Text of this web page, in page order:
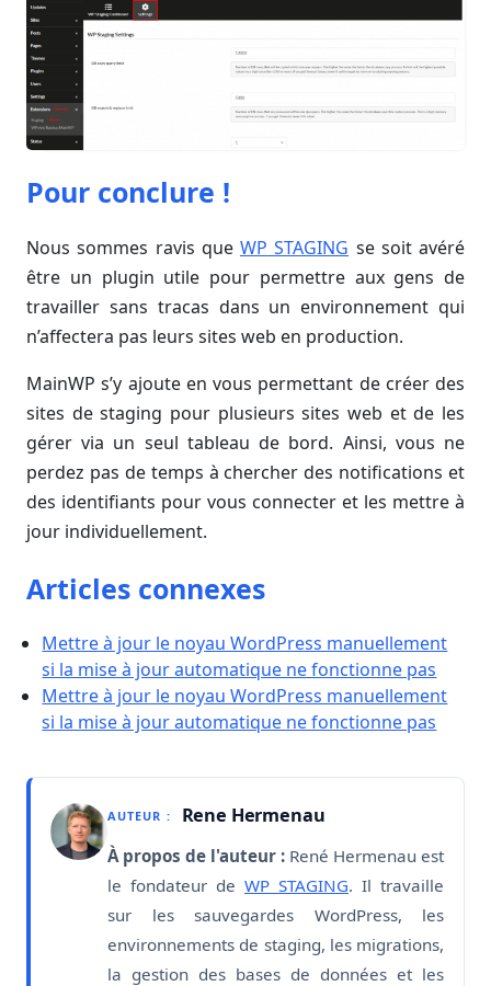
Pour conclure !
Nous sommes ravis que WP STAGING se soit avéré
être un plugin utile pour permettre aux gens de
travailler sans tracas dans un environnement qui
n’affectera pas leurs sites web en production.
MainWP s’y ajoute en vous permettant de créer des
sites de staging pour plusieurs sites web et de les
gérer via un seul tableau de bord. Ainsi, vous ne
perdez pas de temps à chercher des notifications et
des identifiants pour vous connecter et les mettre à
jour individuellement.
Articles connexes
Mettre à jour le noyau WordPress manuellement
si la mise à jour automatique ne fonctionne pas
Mettre à jour le noyau WordPress manuellement
si la mise à jour automatique ne fonctionne pas
AUTEUR : Rene Hermenau
À propos de l'auteur : René Hermenau est
le fondateur de WP STAGING. Il travaille
sur les sauvegardes WordPress, les
environnements de staging, les migrations,
la gestion des bases de données et les